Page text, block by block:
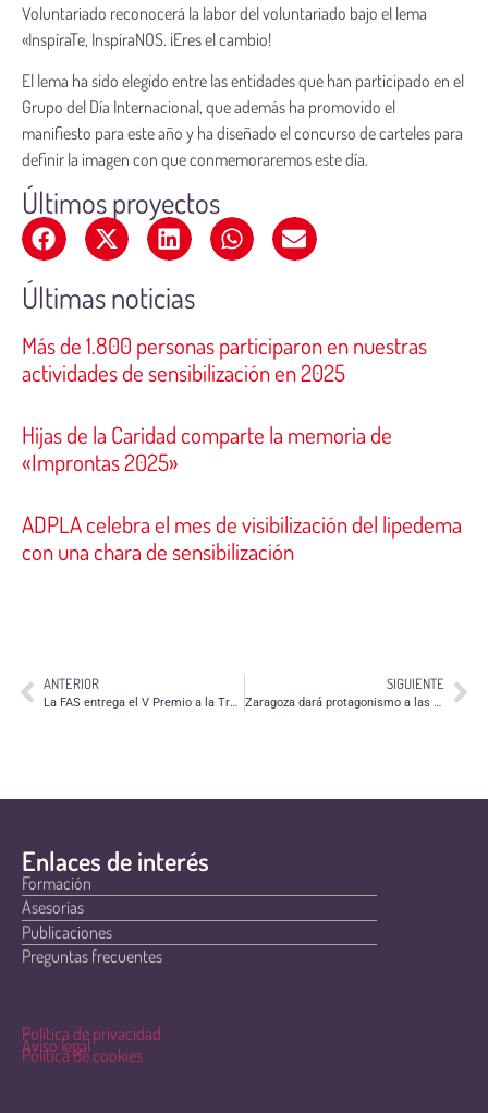
Voluntariado reconocerá la labor del voluntariado bajo el lema
«InspíraTe, InspíraNOS. ¡Eres el cambio!
El lema ha sido elegido entre las entidades que han participado en el
Grupo del Día Internacional, que además ha promovido el
manifiesto para este año y ha diseñado el concurso de carteles para
definir la imagen con que conmemoraremos este día.
Últimos proyectos
Últimas noticias
Más de 1.800 personas participaron en nuestras
actividades de sensibilización en 2025
Hijas de la Caridad comparte la memoria de
«Improntas 2025»
ADPLA celebra el mes de visibilización del lipedema
con una chara de sensibilización
ANTERIOR
La FAS entrega el V Premio a la Trayectoria Solidaria
SIGUIENTE
Zaragoza dará protagonismo a las personas voluntarias en el Caixa Forum el 30 de noviembre
Enlaces de interés
Formación
Asesorías
Publicaciones
Preguntas frecuentes
Política de privacidad
Aviso legal
Política de cookies